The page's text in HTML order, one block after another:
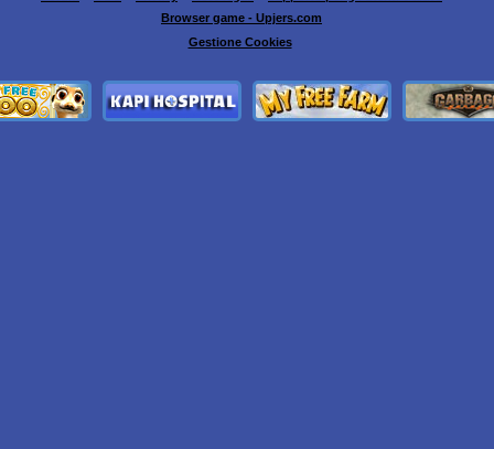
Browser game - Upjers.com
Gestione Cookies